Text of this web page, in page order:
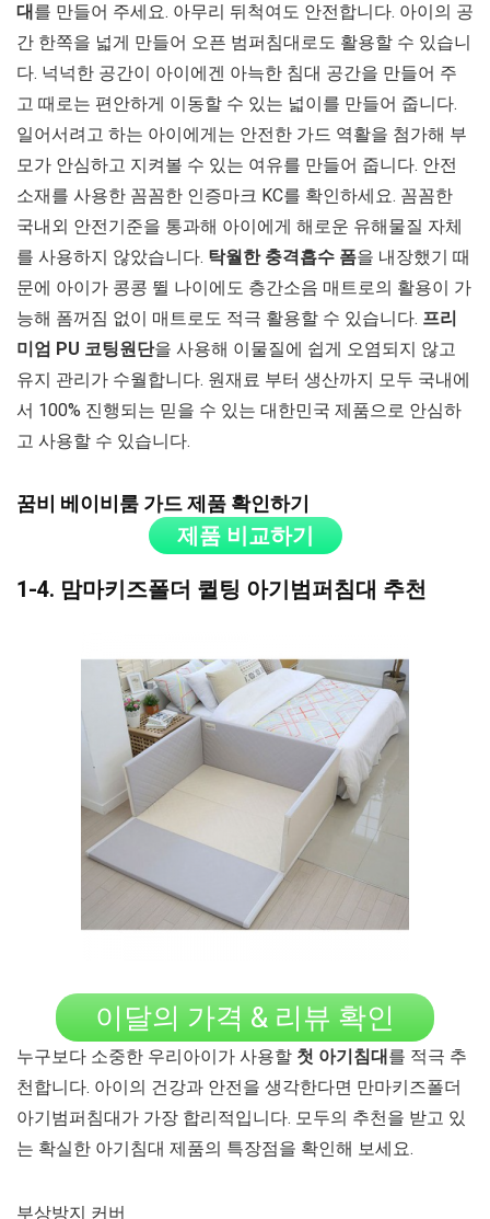
대를 만들어 주세요. 아무리 뒤척여도 안전합니다. 아이의 공
간 한쪽을 넓게 만들어 오픈 범퍼침대로도 활용할 수 있습니
다. 넉넉한 공간이 아이에겐 아늑한 침대 공간을 만들어 주
고 때로는 편안하게 이동할 수 있는 넓이를 만들어 줍니다.
일어서려고 하는 아이에게는 안전한 가드 역활을 첨가해 부
모가 안심하고 지켜볼 수 있는 여유를 만들어 줍니다. 안전
소재를 사용한 꼼꼼한 인증마크 KC를 확인하세요. 꼼꼼한
국내외 안전기준을 통과해 아이에게 해로운 유해물질 자체
를 사용하지 않았습니다. 탁월한 충격흡수 폼을 내장했기 때
문에 아이가 콩콩 뛸 나이에도 층간소음 매트로의 활용이 가
능해 폼꺼짐 없이 매트로도 적극 활용할 수 있습니다. 프리
미엄 PU 코팅원단을 사용해 이물질에 쉽게 오염되지 않고
유지 관리가 수월합니다. 원재료 부터 생산까지 모두 국내에
서 100% 진행되는 믿을 수 있는 대한민국 제품으로 안심하
고 사용할 수 있습니다.
꿈비 베이비룸 가드 제품 확인하기
제품 비교하기
1-4. 맘마키즈폴더 퀼팅 아기범퍼침대 추천
이달의 가격 & 리뷰 확인
누구보다 소중한 우리아이가 사용할 첫 아기침대를 적극 추
천합니다. 아이의 건강과 안전을 생각한다면 만마키즈폴더
아기범퍼침대가 가장 합리적입니다. 모두의 추천을 받고 있
는 확실한 아기침대 제품의 특장점을 확인해 보세요.
부상방지 커버